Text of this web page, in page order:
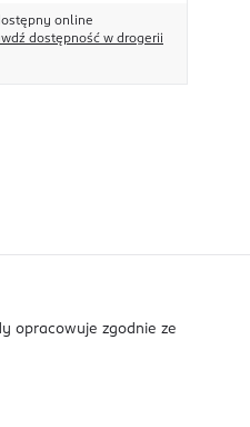
online
dostępność w drogerii
opracowuje zgodnie ze